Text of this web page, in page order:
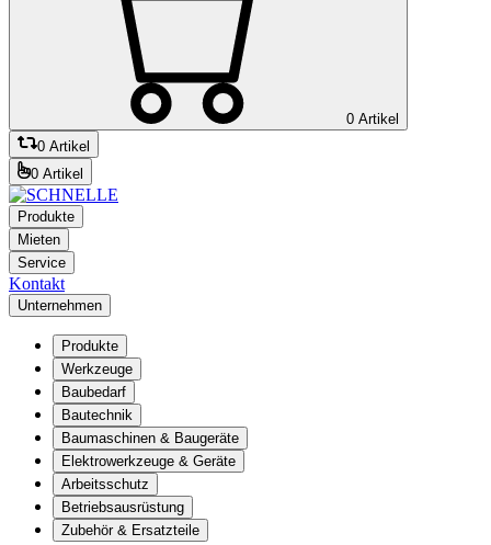
0 Artikel
0 Artikel
0 Artikel
Produkte
Mieten
Service
Kontakt
Unternehmen
Produkte
Werkzeuge
Baubedarf
Bautechnik
Baumaschinen & Baugeräte
Elektrowerkzeuge & Geräte
Arbeitsschutz
Betriebsausrüstung
Zubehör & Ersatzteile